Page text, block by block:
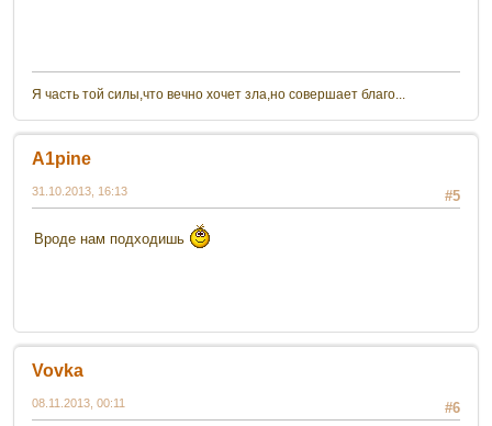
Я часть той силы,что вечно хочет зла,но совершает благо...
A1pine
#5
31.10.2013, 16:13
Вроде нам подходишь
Vovka
#6
08.11.2013, 00:11